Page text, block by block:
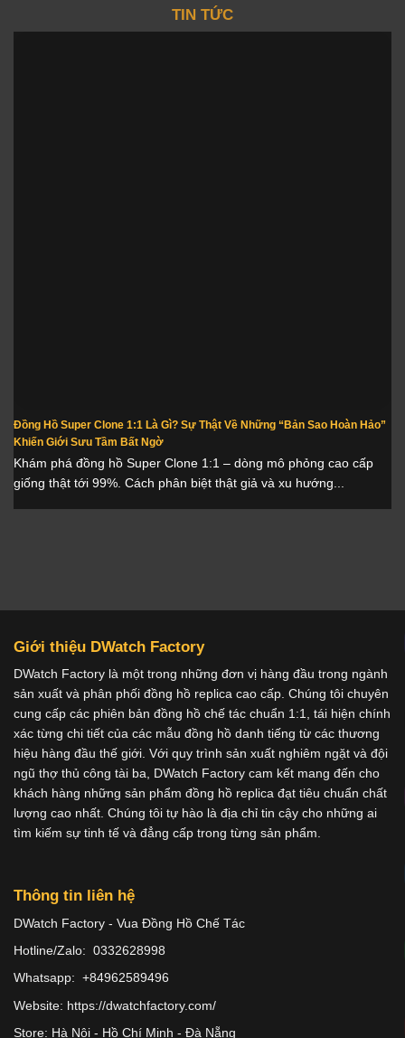
TIN TỨC
Đồng Hồ Super Clone 1:1 Là Gì? Sự Thật Về Những “Bản Sao Hoàn Hảo”
Khiến Giới Sưu Tầm Bất Ngờ
Khám phá đồng hồ Super Clone 1:1 – dòng mô phỏng cao cấp
giống thật tới 99%. Cách phân biệt thật giả và xu hướng...
Giới thiệu DWatch Factory
DWatch Factory là một trong những đơn vị hàng đầu trong ngành
sản xuất và phân phối đồng hồ replica cao cấp. Chúng tôi chuyên
cung cấp các phiên bản đồng hồ chế tác chuẩn 1:1, tái hiện chính
xác từng chi tiết của các mẫu đồng hồ danh tiếng từ các thương
hiệu hàng đầu thế giới. Với quy trình sản xuất nghiêm ngặt và đội
ngũ thợ thủ công tài ba, DWatch Factory cam kết mang đến cho
khách hàng những sản phẩm đồng hồ replica đạt tiêu chuẩn chất
lượng cao nhất. Chúng tôi tự hào là địa chỉ tin cậy cho những ai
tìm kiếm sự tinh tế và đẳng cấp trong từng sản phẩm.
Thông tin liên hệ
DWatch Factory - Vua Đồng Hồ Chế Tác
Hotline/Zalo: 0332628998
Whatsapp: +84962589496
Website: https://dwatchfactory.com/
Store: Hà Nội - Hồ Chí Minh - Đà Nẵng